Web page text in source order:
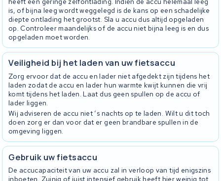
is, of bijna leeg wordt weggelegd is de kans op een schadelijke
diepte ontlading het grootst. Sla u accu dus altijd opgeladen
op. Controleer maandelijks of de accu niet bijna leeg is en dus
opgeladen moet worden.
Veiligheid bij het laden van uw fietsaccu
Zorg ervoor dat de accu en lader niet afgedekt zijn tijdens het
laden zodat de accu en lader hun warmte kwijt kunnen die vrij
komt tijdens het laden. Laat dus geen spullen op de accu of
lader liggen.
Wij adviseren de accu niet ‘s nachts op te laden. Wilt u dit toch
doen zorg er dan voor dat er geen brandbare spullen in de
omgeving liggen.
Gebruik uw fietsaccu
De accucapaciteit van uw accu zal in verloop van tijd enigszins
inboeten. Zuinig of juist intensief gebruik heeft hier weinig tot